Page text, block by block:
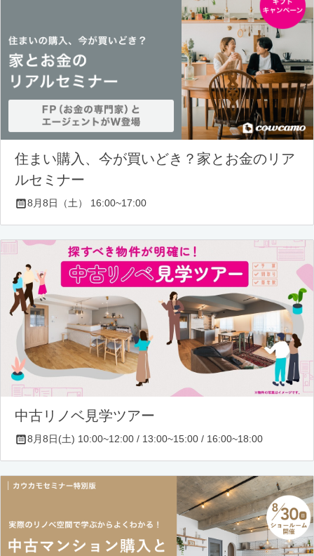
住まい購入、今が買いどき？家とお金のリア
ルセミナー
8月8日（土） 16:00~17:00
中古リノベ見学ツアー
8月8日(土) 10:00~12:00 / 13:00~15:00 / 16:00~18:00